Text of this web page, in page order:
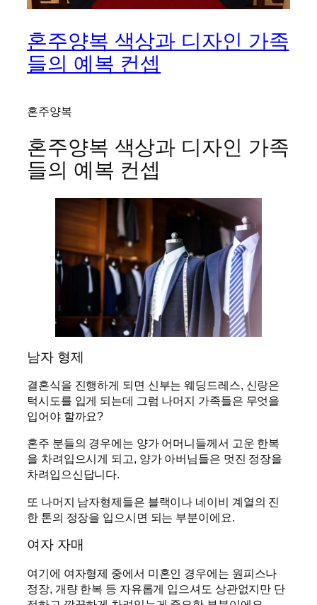
혼주양복 색상과 디자인 가족
들의 예복 컨셉
혼주양복
혼주양복 색상과 디자인 가족
들의 예복 컨셉
남자 형제
결혼식을 진행하게 되면 신부는 웨딩드레스, 신랑은
턱시도를 입게 되는데 그럼 나머지 가족들은 무엇을
입어야 할까요?
혼주 분들의 경우에는 양가 어머니들께서 고운 한복
을 차려입으시게 되고, 양가 아버님들은 멋진 정장을
차려입으신답니다.
또 나머지 남자형제들은 블랙이나 네이비 계열의 진
한 톤의 정장을 입으시면 되는 부분이에요.
여자 자매
여기에 여자형제 중에서 미혼인 경우에는 원피스나
정장, 개량 한복 등 자유롭게 입으셔도 상관없지만 단